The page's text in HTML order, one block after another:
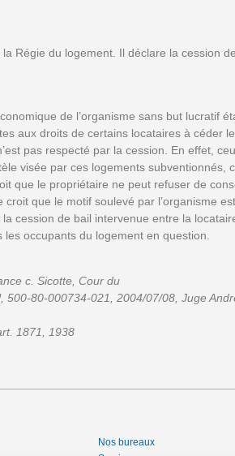
Régie du logement. Il déclare la cession
de l’organisme sans but lucratif
aux droits de certains locataires à céder
pas respecté par la cession. En effet,
visée par ces logements subventionnés,
que le propriétaire ne peut refuser de
croit que le motif soulevé par l’organisme
cession de bail intervenue entre la
occupants du logement en question.
c. Sicotte, Cour du
500-80-000734-021, 2004/07/08, Juge
1871, 1938
Nos bureaux